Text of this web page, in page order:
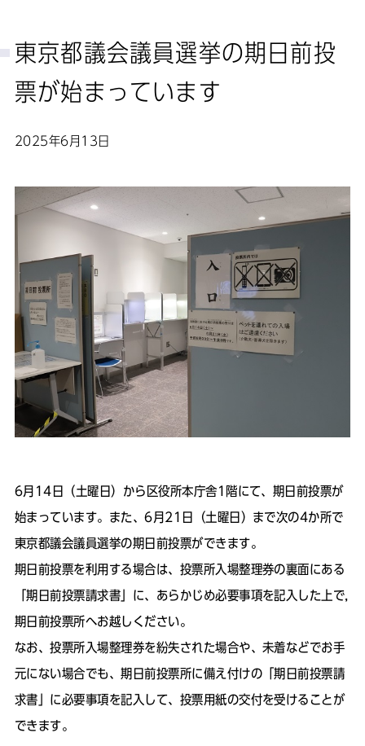
東京都議会議員選挙の期日前投
票が始まっています
2025年6月13日
6月14日（土曜日）から区役所本庁舎1階にて、期日前投票が
始まっています。また、6月21日（土曜日）まで次の4か所で
東京都議会議員選挙の期日前投票ができます。
期日前投票を利用する場合は、投票所入場整理券の裏面にある
「期日前投票請求書」に、あらかじめ必要事項を記入した上で,
期日前投票所へお越しください。
なお、投票所入場整理券を紛失された場合や、未着などでお手
元にない場合でも、期日前投票所に備え付けの「期日前投票請
求書」に必要事項を記入して、投票用紙の交付を受けることが
できます。